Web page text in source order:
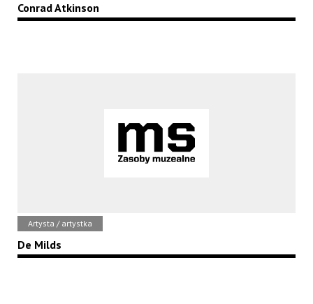
Conrad Atkinson
Artysta / artystka
De Milds